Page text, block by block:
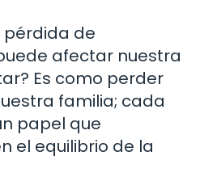
pérdida de
afectar nuestra
Es como perder
familia; cada
papel que
el equilibrio de la